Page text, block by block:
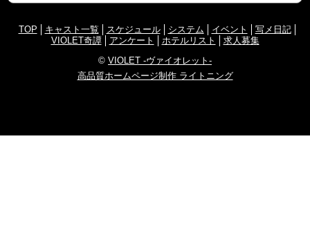
TOP キャスト一覧 スケジュール システム イベント
写メ日記
VIOLET奇譚
アンケート ホテルリスト
求人募集
© VIOLET -ヴァイオレット-
高品質ホームページ制作 ライトニング